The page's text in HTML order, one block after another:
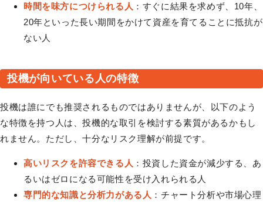
時間を味方につけられる人 ：すぐに結果を求めず、10年、
20年といった長い期間をかけて資産を育てることに抵抗が
ない人
投機が向いている人の特徴
投機は誰にでも推奨されるものではありませんが、以下のよう
な特徴を持つ人は、投機的な取引を検討する素質があるかもし
れません。ただし、十分なリスク理解が前提です。
高いリスクを許容できる人 ：投資した資金が減少する、あ
るいはゼロになる可能性を受け入れられる人
専門的な知識と分析力がある人 ：チャート分析や市場心理